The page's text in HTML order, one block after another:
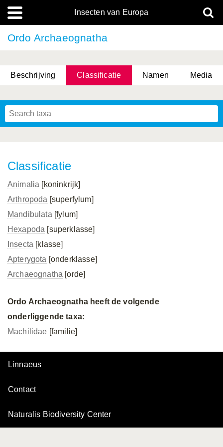
Insecten van Europa
Ordo Archaeognatha
Beschrijving Classificatie Namen Media
Classificatie
Animalia [koninkrijk]
Arthropoda [superfylum]
Mandibulata [fylum]
Hexapoda [superklasse]
Insecta [klasse]
Apterygota [onderklasse]
Archaeognatha [orde]
Ordo Archaeognatha heeft de volgende
onderliggende taxa:
Machilidae [familie]
Linnaeus
Contact
Naturalis Biodiversity Center